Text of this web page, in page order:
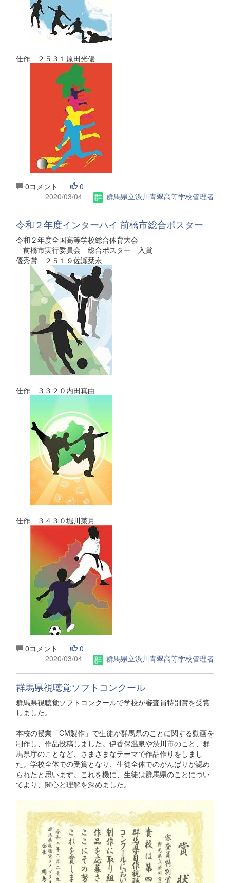
佳作 ２５３１原田光優
0コメント
0
2020/03/04
群馬県立渋川青翠高等学校管理者
令和２年度インターハイ 前橋市総合ポスター
令和２年度全国高等学校総合体育大会
前橋市実行委員会 総合ポスター 入賞
優秀賞 ２５１９佐瀬栞永
佳作 ３３２０内田真由
佳作 ３４３０堀川菜月
0コメント
0
2020/03/04
群馬県立渋川青翠高等学校管理者
群馬県視聴覚ソフトコンクール
群馬県視聴覚ソフトコンクールで学校が審査員特別賞を受賞
しました。
本校の授業「CM製作」で生徒が群馬県のことに関する動画を
制作し、作品投稿しました。伊香保温泉や渋川市のこと、群
馬県庁のことなど、さまざまなテーマで作品作りをしまし
た。学校全体での受賞となり、生徒全体でのがんばりが認め
られたと思います。これを機に、生徒は群馬県のことについ
てより、関心と理解を深めました。